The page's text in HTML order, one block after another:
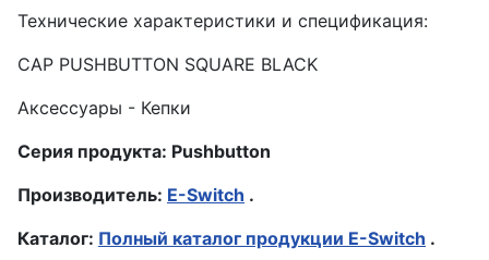
Технические характеристики и спецификация:
CAP PUSHBUTTON SQUARE BLACK
Аксессуары - Кепки
Серия продукта: Pushbutton
Производитель: E-Switch .
Каталог: Полный каталог продукции E-Switch .